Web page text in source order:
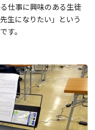
仕事に興味のある生徒
生になりたい」という
す。